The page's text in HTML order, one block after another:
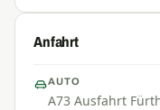
Anfahrt
AUTO
A73 Ausfahrt